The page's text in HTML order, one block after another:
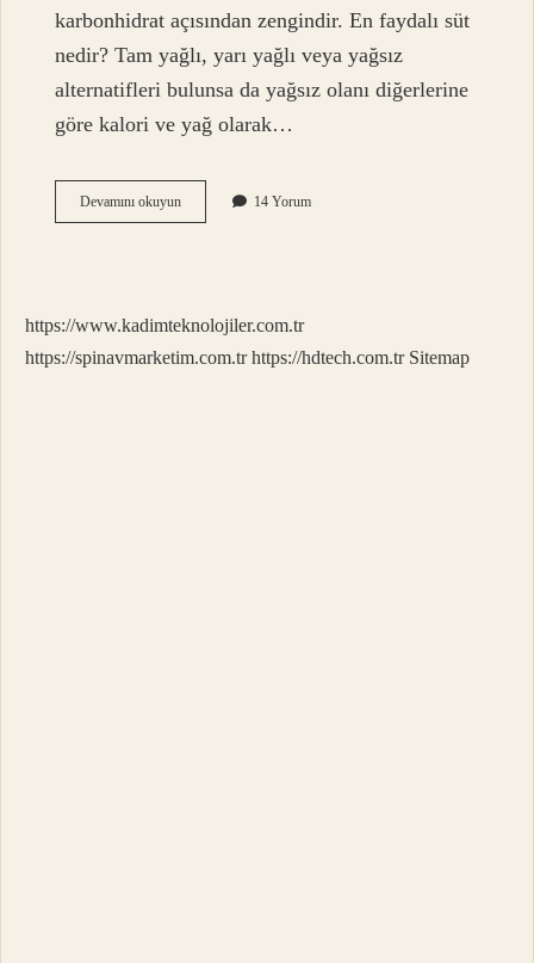
karbonhidrat açısından zengindir. En faydalı süt
nedir? Tam yağlı, yarı yağlı veya yağsız
alternatifleri bulunsa da yağsız olanı diğerlerine
göre kalori ve yağ olarak…
Devamını okuyunEn
Sağlıklı
14 Yorum
https://www.kadimteknolojiler.com.tr
https://spinavmarketim.com.tr https://hdtech.com.tr Sitemap